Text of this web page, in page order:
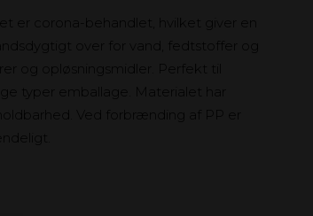
er corona-behandlet, hvilket giver en
over for vand, fedtstoffer og
og opløsningsmidler. Perfekt til
typer emballage. Materialet har
Ved forbrænding af PP er